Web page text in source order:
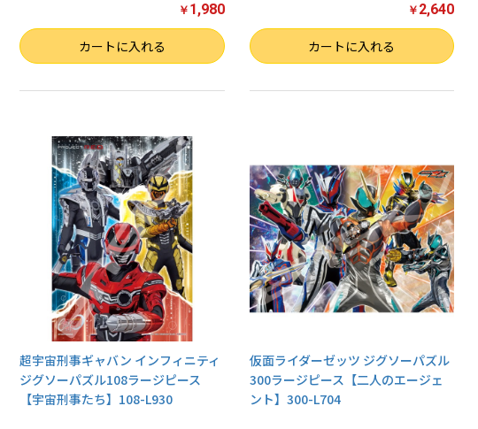
￥ 1,980
数量 カートに入れる
￥ 2,640
数量 カートに入れる
超宇宙刑事ギャバン インフィニティ
ジグソーパズル108ラージピース
【宇宙刑事たち】108-L930
仮面ライダーゼッツ ジグソーパズル
300ラージピース【二人のエージェ
ント】300-L704